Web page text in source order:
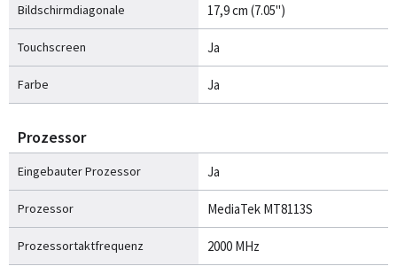
Bildschirmdiagonale 17,9 cm (7.05")
Touchscreen Ja
Farbe Ja
Prozessor
Eingebauter Prozessor Ja
Prozessor MediaTek MT8113S
Prozessortaktfrequenz 2000 MHz